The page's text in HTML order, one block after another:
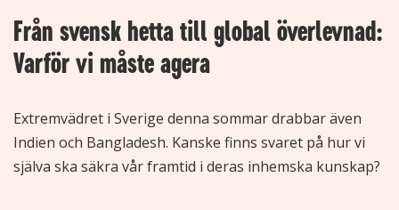
Från svensk hetta till global överlevnad:
Varför vi måste agera
Extremvädret i Sverige denna sommar drabbar även
Indien och Bangladesh. Kanske finns svaret på hur vi
själva ska säkra vår framtid i deras inhemska kunskap?